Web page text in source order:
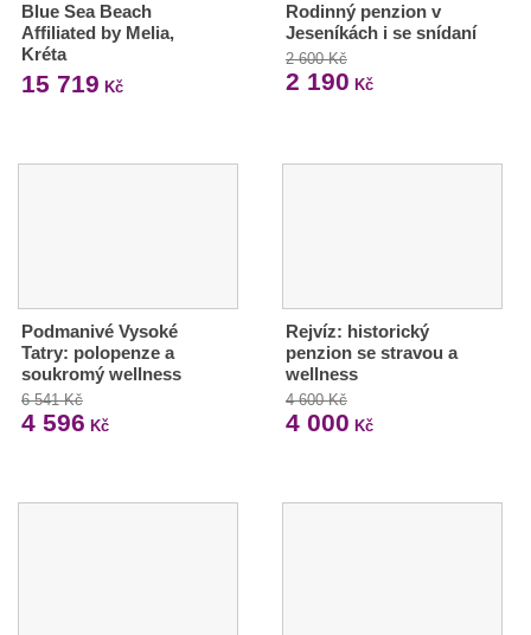
Blue Sea Beach
Affiliated by Melia,
Kréta
15 719 Kč
Rodinný penzion v
Jeseníkách i se snídaní
2 600 Kč
2 190 Kč
Podmanivé Vysoké
Tatry: polopenze a
soukromý wellness
6 541 Kč
4 596 Kč
Rejvíz: historický
penzion se stravou a
wellness
4 600 Kč
4 000 Kč